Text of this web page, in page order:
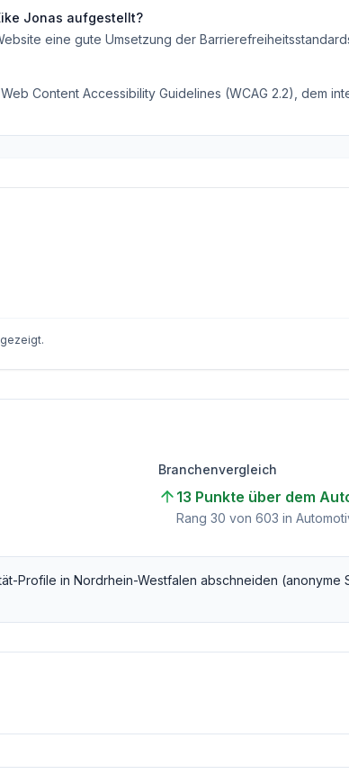
Jonas aufgestellt?
eine gute Umsetzung der
Content Accessibility Guidelines (WCAG 2.2), dem
Branchenvergleich
13 Punkte über dem
Rang 30 von 603 in
-Profile in Nordrhein-Westfalen abschneiden (anonyme